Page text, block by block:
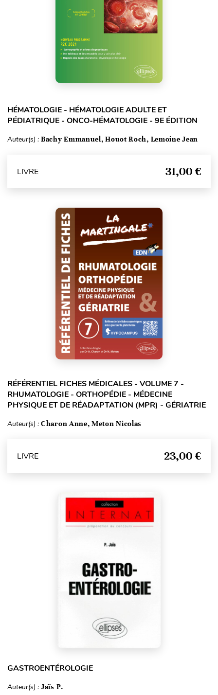
HÉMATOLOGIE - HÉMATOLOGIE ADULTE ET
PÉDIATRIQUE - ONCO-HÉMATOLOGIE - 9E ÉDITION
Auteur(s) : Bachy Emmanuel, Houot Roch, Lemoine Jean
LIVRE 31,00 €
RÉFÉRENTIEL FICHES MÉDICALES - VOLUME 7 -
RHUMATOLOGIE - ORTHOPÉDIE - MÉDECINE
PHYSIQUE ET DE RÉADAPTATION (MPR) - GÉRIATRIE
Auteur(s) : Charon Anne, Meton Nicolas
LIVRE 23,00 €
GASTROENTÉROLOGIE
Auteur(s) : Jaïs P.